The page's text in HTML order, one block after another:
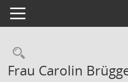
Toggle navigation
Rechercheauswahl
Frau Carolin